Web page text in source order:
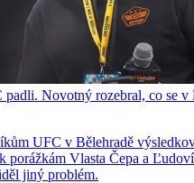
Novotný rozebral, co se v
UFC v Bělehradě
porážkám Vlasta Čepa a
jiný problém.